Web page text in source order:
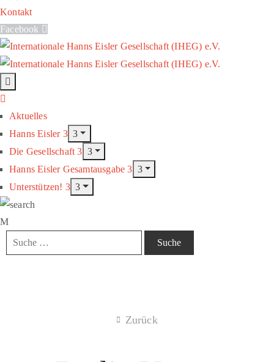
Kontakt
Facebook
Aktuelles
Hanns Eisler
Die Gesellschaft
Hanns Eisler Gesamtausgabe
Unterstützen!
Zurück